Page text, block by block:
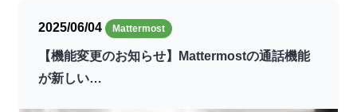
2025/06/04 Mattermost
【機能変更のお知らせ】Mattermostの通話機能
が新しい…